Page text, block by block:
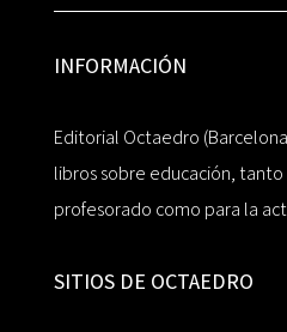
INFORMACIÓN
Editorial Octaedro
libros sobre educación,
profesorado como para la
SITIOS DE OCTAEDRO